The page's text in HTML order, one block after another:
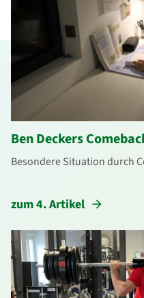
Ben Deckers
Besondere Situation durch
zum 4. Artikel